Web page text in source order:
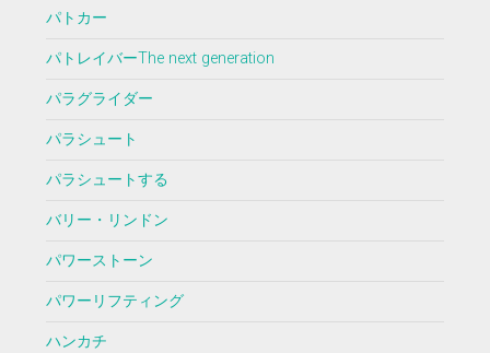
パトカー
パトレイバーThe next generation
パラグライダー
パラシュート
パラシュートする
バリー・リンドン
パワーストーン
パワーリフティング
ハンカチ